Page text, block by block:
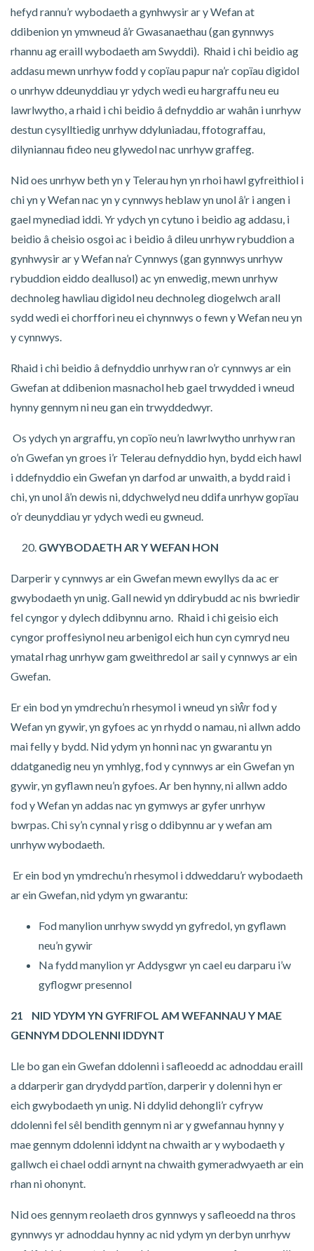
hefyd rannu’r wybodaeth a gynhwysir ar y Wefan at
ddibenion yn ymwneud â’r Gwasanaethau (gan gynnwys
rhannu ag eraill wybodaeth am Swyddi). Rhaid i chi beidio ag
addasu mewn unrhyw fodd y copïau papur na’r copïau digidol
o unrhyw ddeunyddiau yr ydych wedi eu hargraffu neu eu
lawrlwytho, a rhaid i chi beidio â defnyddio ar wahân i unrhyw
destun cysylltiedig unrhyw ddyluniadau, ffotograffau,
dilyniannau fideo neu glywedol nac unrhyw graffeg.
Nid oes unrhyw beth yn y Telerau hyn yn rhoi hawl gyfreithiol i
chi yn y Wefan nac yn y cynnwys heblaw yn unol â’r i angen i
gael mynediad iddi. Yr ydych yn cytuno i beidio ag addasu, i
beidio â cheisio osgoi ac i beidio â dileu unrhyw rybuddion a
gynhwysir ar y Wefan na’r Cynnwys (gan gynnwys unrhyw
rybuddion eiddo deallusol) ac yn enwedig, mewn unrhyw
dechnoleg hawliau digidol neu dechnoleg diogelwch arall
sydd wedi ei chorffori neu ei chynnwys o fewn y Wefan neu yn
y cynnwys.
Rhaid i chi beidio â defnyddio unrhyw ran o’r cynnwys ar ein
Gwefan at ddibenion masnachol heb gael trwydded i wneud
hynny gennym ni neu gan ein trwyddedwyr.
Os ydych yn argraffu, yn copïo neu’n lawrlwytho unrhyw ran
o’n Gwefan yn groes i’r Telerau defnyddio hyn, bydd eich hawl
i ddefnyddio ein Gwefan yn darfod ar unwaith, a bydd raid i
chi, yn unol â’n dewis ni, ddychwelyd neu ddifa unrhyw gopïau
o’r deunyddiau yr ydych wedi eu gwneud.
GWYBODAETH AR Y WEFAN HON
Darperir y cynnwys ar ein Gwefan mewn ewyllys da ac er
gwybodaeth yn unig. Gall newid yn ddirybudd ac nis bwriedir
fel cyngor y dylech ddibynnu arno. Rhaid i chi geisio eich
cyngor proffesiynol neu arbenigol eich hun cyn cymryd neu
ymatal rhag unrhyw gam gweithredol ar sail y cynnwys ar ein
Gwefan.
Er ein bod yn ymdrechu’n rhesymol i wneud yn siŵr fod y
Wefan yn gywir, yn gyfoes ac yn rhydd o namau, ni allwn addo
mai felly y bydd. Nid ydym yn honni nac yn gwarantu yn
ddatganedig neu yn ymhlyg, fod y cynnwys ar ein Gwefan yn
gywir, yn gyflawn neu’n gyfoes. Ar ben hynny, ni allwn addo
fod y Wefan yn addas nac yn gymwys ar gyfer unrhyw
bwrpas. Chi sy’n cynnal y risg o ddibynnu ar y wefan am
unrhyw wybodaeth.
Er ein bod yn ymdrechu’n rhesymol i ddweddaru’r wybodaeth
ar ein Gwefan, nid ydym yn gwarantu:
Fod manylion unrhyw swydd yn gyfredol, yn gyflawn
neu’n gywir
Na fydd manylion yr Addysgwr yn cael eu darparu i’w
gyflogwr presennol
21 NID YDYM YN GYFRIFOL AM WEFANNAU Y MAE
GENNYM DDOLENNI IDDYNT
Lle bo gan ein Gwefan ddolenni i safleoedd ac adnoddau eraill
a ddarperir gan drydydd partïon, darperir y dolenni hyn er
eich gwybodaeth yn unig. Ni ddylid dehongli’r cyfryw
ddolenni fel sêl bendith gennym ni ar y gwefannau hynny y
mae gennym ddolenni iddynt na chwaith ar y wybodaeth y
gallwch ei chael oddi arnynt na chwaith gymeradwyaeth ar ein
rhan ni ohonynt.
Nid oes gennym reolaeth dros gynnwys y safleoedd na thros
gynnwys yr adnoddau hynny ac nid ydym yn derbyn unrhyw